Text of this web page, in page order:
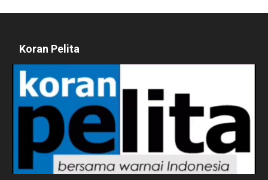
Koran Pelita
Pemutar
Video